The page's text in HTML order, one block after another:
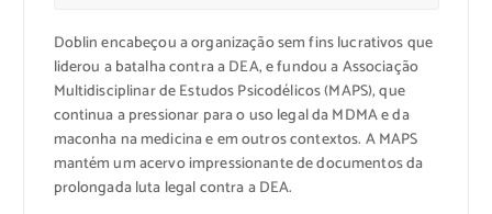
Doblin encabeçou a organização sem fins lucrativos que
liderou a batalha contra a DEA, e fundou a Associação
Multidisciplinar de Estudos Psicodélicos (MAPS), que
continua a pressionar para o uso legal da MDMA e da
maconha na medicina e em outros contextos. A MAPS
mantém um acervo impressionante de documentos da
prolongada luta legal contra a DEA.